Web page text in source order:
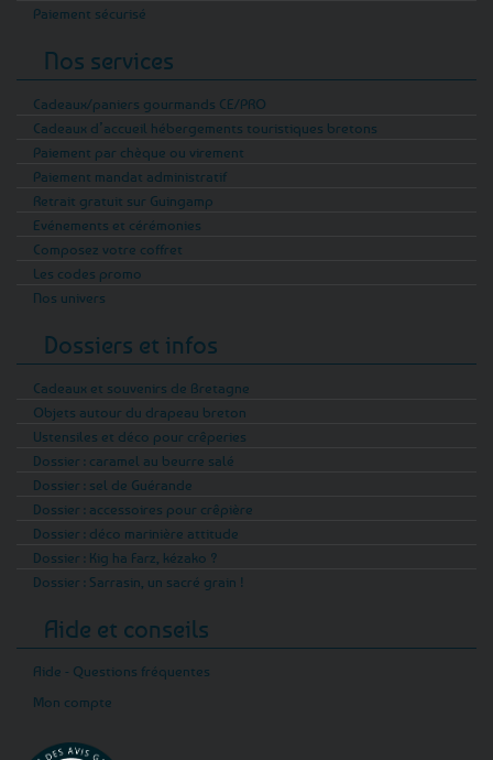
Paiement sécurisé
Nos services
Cadeaux/paniers gourmands CE/PRO
Cadeaux d’accueil hébergements touristiques bretons
Paiement par chèque ou virement
Paiement mandat administratif
Retrait gratuit sur Guingamp
Evénements et cérémonies
Composez votre coffret
Les codes promo
Nos univers
Dossiers et infos
Cadeaux et souvenirs de Bretagne
Objets autour du drapeau breton
Ustensiles et déco pour crêperies
Dossier : caramel au beurre salé
Dossier : sel de Guérande
Dossier : accessoires pour crêpière
Dossier : déco marinière attitude
Dossier : Kig ha Farz, kézako ?
Dossier : Sarrasin, un sacré grain !
Aide et conseils
Aide - Questions fréquentes
Mon compte